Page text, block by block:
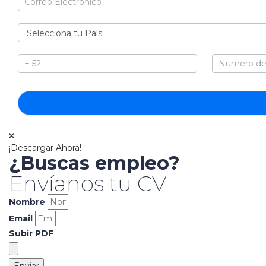
¡Descargar Ahora!
¿Buscas empleo?
Envíanos tu CV
Nombre
Email
Subir PDF